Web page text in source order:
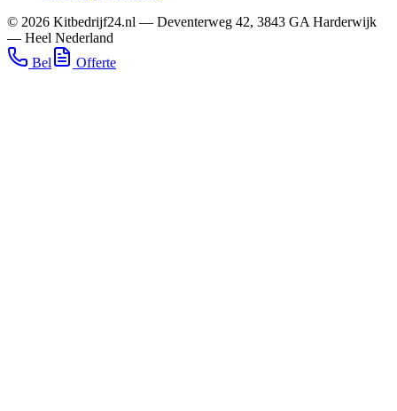
© 2026 Kitbedrijf24.nl — Deventerweg 42, 3843 GA Harderwijk
— Heel Nederland
Bel
Offerte